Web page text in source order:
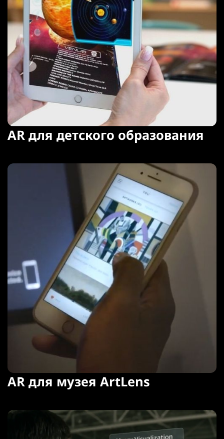
AR для детского образования
AR для музея ArtLens